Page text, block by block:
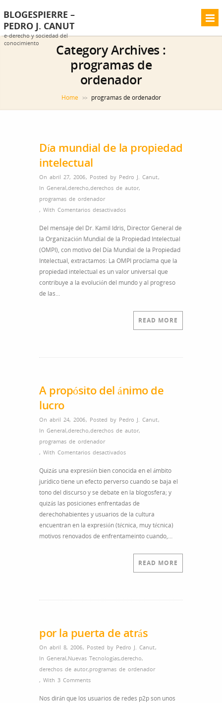
BLOGESPIERRE –
PEDRO J. CANUT
e-derecho y sociedad del
conocimiento
Category Archives :
programas de
ordenador
Home >> programas de ordenador
Día mundial de la propiedad
intelectual
On abril 27, 2006, Posted by Pedro J. Canut,
In General,derecho,derechos de autor,
programas de ordenador
, With Comentarios desactivadosen
mundial
de
la
propiedad
intelectual
Del mensaje del Dr. Kamil Idris, Director General de
la Organización Mundial de la Propiedad Intelectual
(OMPI), con motivo del Día Mundial de la Propiedad
Intelectual, extractamos: La OMPI proclama que la
propiedad intelectual es un valor universal que
contribuye a la evolución del mundo y al progreso
de las…
READ MORE
A propósito del ánimo de
lucro
On abril 24, 2006, Posted by Pedro J. Canut,
In General,derecho,derechos de autor,
programas de ordenador
, With Comentarios desactivadosen
propósito
del
ánimo
de
lucro
Quizás una expresión bien conocida en el ámbito
jurídico tiene un efecto perverso cuando se baja el
tono del discurso y se debate en la blogosfera; y
quizás las posiciones enfrentadas de
derechohabientes y usuarios de la cultura
encuentran en la expresión (técnica, muy técnica)
motivos renovados de enfrentameinto cuando,…
READ MORE
por la puerta de atrás
On abril 8, 2006, Posted by Pedro J. Canut,
In General,Nuevas Tecnologías,derecho,
derechos de autor,programas de ordenador
, With 3 Comments
Nos dirán que los usuarios de redes p2p son unos